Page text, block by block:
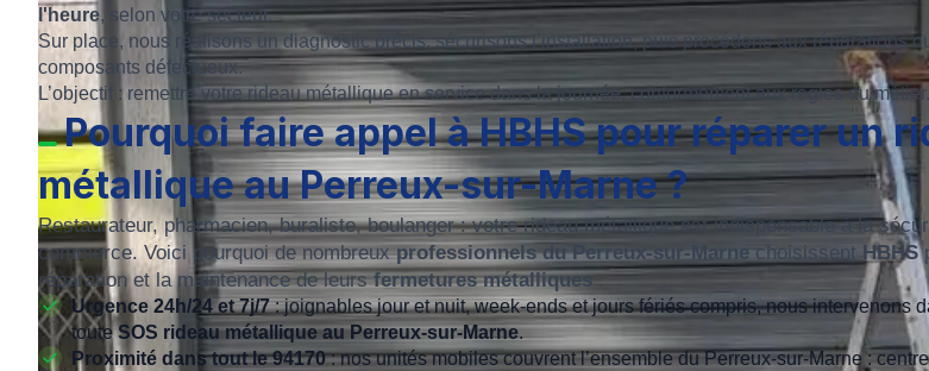
l'heure, selon votre secteur.
Sur place, nous réalisons un diagnostic précis, sécurisons l’installation, puis procédons aux réparations
composants défectueux.
L’objectif : remettre votre rideau métallique en service dans la journée, conformément aux règles du métier.
Pourquoi faire appel à HBHS pour réparer un
métallique au Perreux-sur-Marne ?
Restaurateur, pharmacien, buraliste, boulanger : votre rideau métallique est indispensable à la
commerce. Voici pourquoi de nombreuxprofessionnels du Perreux-sur-Marne choisissent HBHS
réparation et la maintenance de leursfermetures métalliques:
Urgence 24h/24 et 7j/7: joignables jour et nuit, week-ends et jours fériés compris, nous intervenons
touteSOS rideau métallique au Perreux-sur-Marne.
Proximité dans tout le 94170: nos unités mobiles couvrent l’ensemble du Perreux-sur-Marne :